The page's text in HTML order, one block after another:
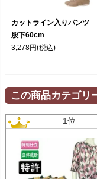
カットライン入りパンツ
股下60cm
3,278円(税込)
この商品カテゴリ
1位